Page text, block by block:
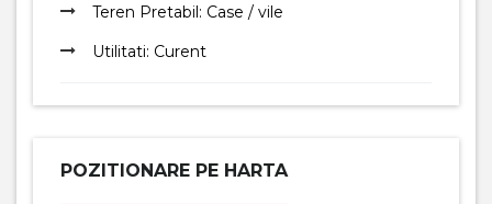
Teren Pretabil: Case / vile
Utilitati: Curent
POZITIONARE PE HARTA